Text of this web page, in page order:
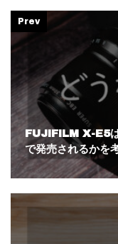
Prev
FUJIFILM X-E5は
で発売されるかを